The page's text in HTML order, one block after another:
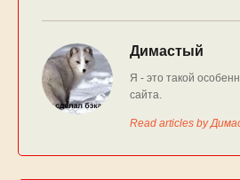
Димастый
Я - это такой
сайта.
Read articles by